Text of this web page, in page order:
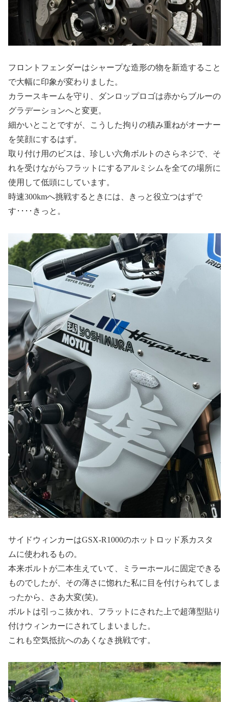
フロントフェンダーはシャープな造形の物を新造すること
で大幅に印象が変わりました。
カラースキームを守り、ダンロップロゴは赤からブルーの
グラデーションへと変更。
細かいとことですが、こうした拘りの積み重ねがオーナー
を笑顔にするはず。
取り付け用のビスは、珍しい六角ボルトのさらネジで、そ
れを受けながらフラットにするアルミシムを全ての場所に
使用して低頭にしています。
時速300kmへ挑戦するときには、きっと役立つはずで
す････きっと。
サイドウィンカーはGSX-R1000のホットロッド系カスタ
ムに使われるもの。
本来ボルトが二本生えていて、ミラーホールに固定できる
ものでしたが、その薄さに惚れた私に目を付けられてしま
ったから、さあ大変(笑)。
ボルトは引っこ抜かれ、フラットにされた上で超薄型貼り
付けウィンカーにされてしまいました。
これも空気抵抗へのあくなき挑戦です。